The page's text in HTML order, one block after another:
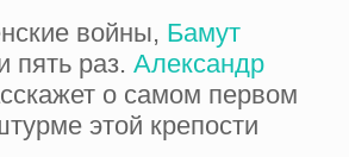
войны, Бамут
пять раз. Александр
о самом первом
этой крепости